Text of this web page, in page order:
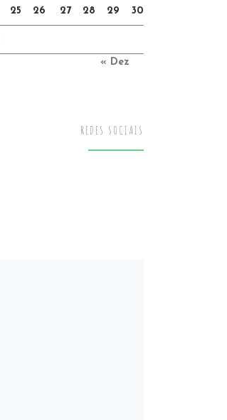
25 26 27 28 29 30
« Dez
REDES SOCIAIS